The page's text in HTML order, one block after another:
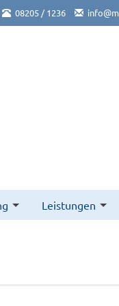
08205 / 1236
Leistungen